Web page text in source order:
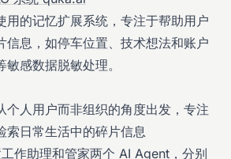
用的记忆扩展系统，专注于帮助用户
信息，如停车位置、技术想法和账户
感数据脱敏处理。
个人用户而非组织的角度出发，专注
索日常生活中的碎片信息
作助理和管家两个 AI Agent，分别